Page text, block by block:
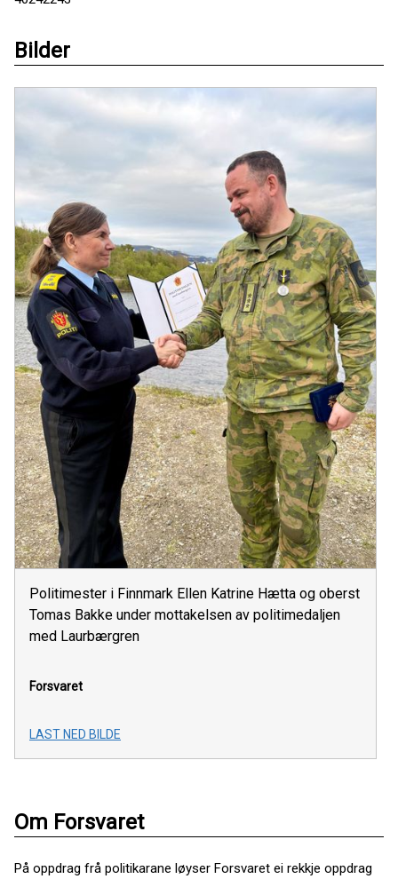
Bilder
Politimester i Finnmark Ellen Katrine Hætta og oberst
Tomas Bakke under mottakelsen av politimedaljen
med Laurbærgren
Forsvaret
LAST NED BILDE
Om Forsvaret
På oppdrag frå politikarane løyser Forsvaret ei rekkje oppdrag